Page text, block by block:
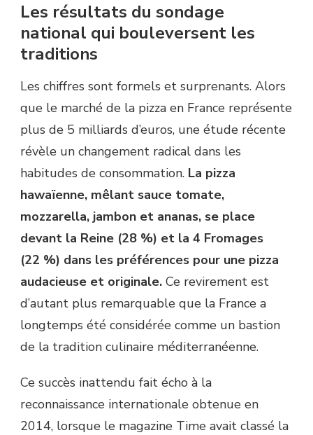
Les résultats du sondage
national qui bouleversent les
traditions
Les chiffres sont formels et surprenants. Alors
que le marché de la pizza en France représente
plus de 5 milliards d’euros, une étude récente
révèle un changement radical dans les
habitudes de consommation. La pizza
hawaïenne, mêlant sauce tomate,
mozzarella, jambon et ananas, se place
devant la Reine (28 %) et la 4 Fromages
(22 %) dans les préférences pour une pizza
audacieuse et originale. Ce revirement est
d’autant plus remarquable que la France a
longtemps été considérée comme un bastion
de la tradition culinaire méditerranéenne.
Ce succès inattendu fait écho à la
reconnaissance internationale obtenue en
2014, lorsque le magazine Time avait classé la